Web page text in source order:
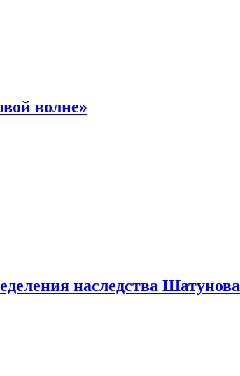
волне»
наследства Шатунова